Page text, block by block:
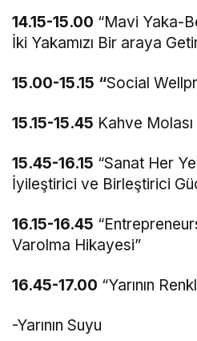
14.15-15.00 “Mavi Yaka-
İki Yakamızı Bir araya
15.00-15.15 “Social
15.15-15.45 Kahve Molası
15.45-16.15 “Sanat Her
İyileştirici ve Birleştirici
16.15-16.45
Varolma Hikayesi”
16.45-17.00 “Yarının
-Yarının Suyu